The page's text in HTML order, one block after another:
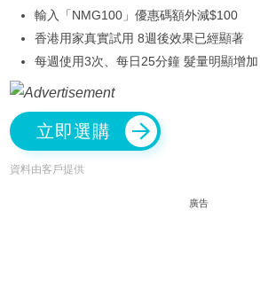
輸入「NMG100」優惠碼額外減$100
香港用家真實試用 8週後效果已經顯著
每週使用3次、每日25分鐘 髮量明顯增加
立即選購
資料由客戶提供
廣告